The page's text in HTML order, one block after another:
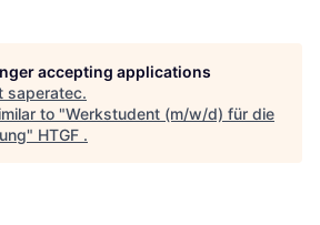
accepting applications
saperatec.
to "Werkstudent (m/w/d) für die
" HTGF .